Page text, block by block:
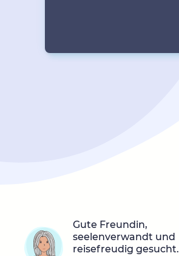
Gute Freundin,
seelenverwandt und
reisefreudig gesucht.